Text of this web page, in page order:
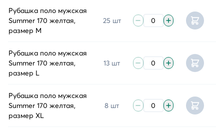
Рубашка поло мужская
Summer 170 желтая,
размер M
25 шт
Рубашка поло мужская
Summer 170 желтая,
размер L
13 шт
Рубашка поло мужская
Summer 170 желтая,
размер XL
8 шт